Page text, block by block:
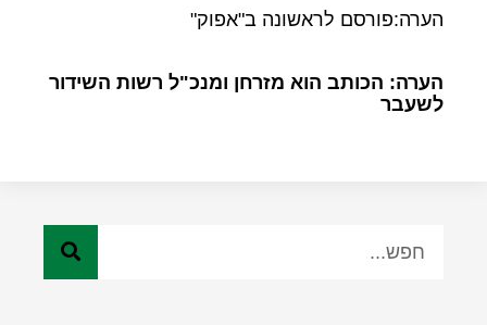
הערה:פורסם לראשונה ב"אפוק"
הערה: הכותב הוא מזרחן ומנכ"ל רשות השידור
לשעבר